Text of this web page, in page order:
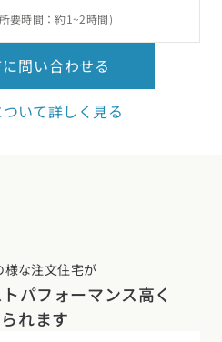
要時間：約1~2時間)
問い合わせる
いて詳しく見る
様な注文住宅が
パフォーマンス高く
れます